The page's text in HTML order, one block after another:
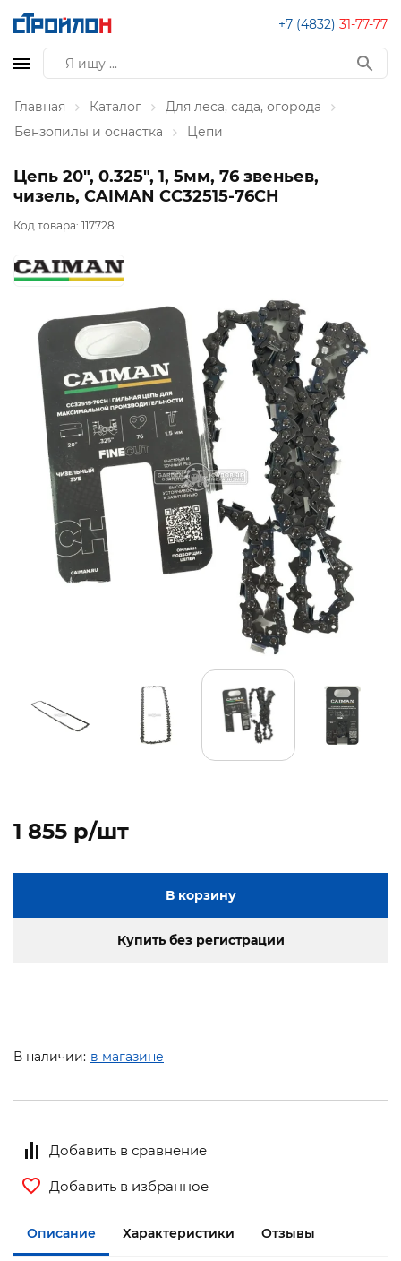
+7 (4832) 31-77-77
Главная Каталог
Для леса, сада, огорода
Бензопилы и оснастка
Цепи
Цепь 20", 0.325", 1, 5мм, 76 звеньев,
чизель, CAIMAN CC32515-76CH
Код товара: 117728
1 855 p/шт
В корзину
Купить без регистрации
В наличии: в магазине
Добавить в сравнение
Добавить в избранное
Описание Характеристики Отзывы